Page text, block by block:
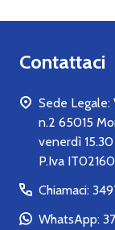
Contattaci
Sede Legale:
n.2 65015 Montesilvano Pe Orari: Dal Martedì al
venerdì 15.30 -
P.Iva
Chiamaci:
WhatsApp: